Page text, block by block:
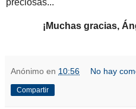
¡Muchas gracias,
Anónimo en 10:56 No hay
Compartir